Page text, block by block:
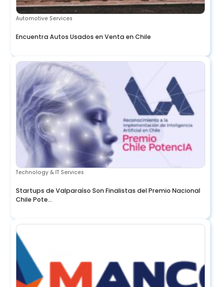
Automotive Services
Encuentra Autos Usados en Venta en Chile
Technology & IT Services
Startups de Valparaíso Son Finalistas del Premio Nacional
Chile Pote...